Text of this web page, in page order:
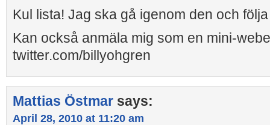
Kul lista! Jag ska gå igenom den och
Kan också anmäla mig som en mini-
twitter.com/billyohgren
Mattias Östmar says:
April 28, 2010 at 11:20 am